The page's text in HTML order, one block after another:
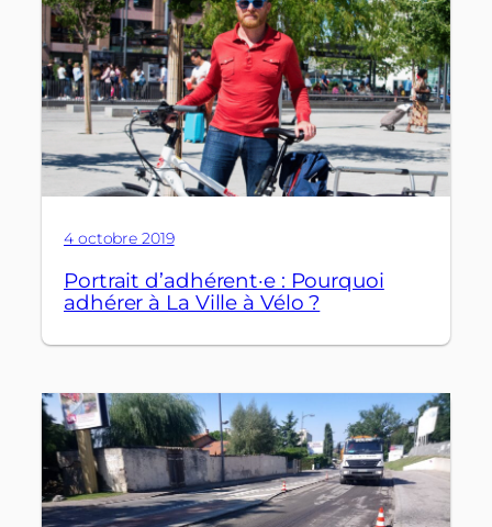
4 octobre 2019
Portrait d’adhérent·e : Pourquoi
adhérer à La Ville à Vélo ?